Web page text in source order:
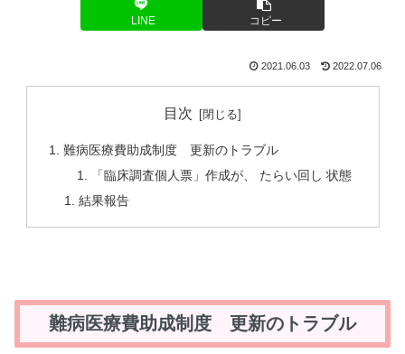
LINE コピー
2021.06.03 2022.07.06
目次
難病医療費助成制度 更新のトラブル
「臨床調査個人票」作成が、 たらい回し 状態
結果報告
難病医療費助成制度 更新のトラブル